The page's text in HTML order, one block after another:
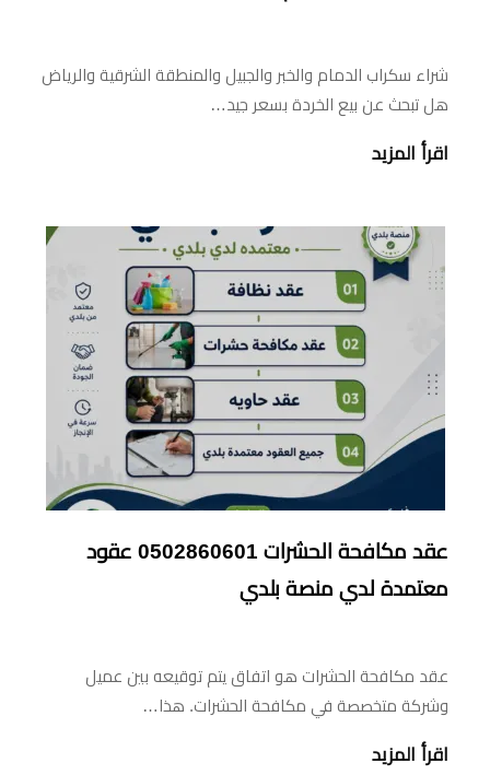
شراء سكراب الدمام والخبر والجبيل والمنطقة الشرقية والرياض
هل تبحث عن بيع الخردة بسعر جيد…
اقرأ المزيد
عقد مكافحة الحشرات 0502860601 عقود
معتمدة لدي منصة بلدي
عقد مكافحة الحشرات هو اتفاق يتم توقيعه بين عميل
وشركة متخصصة في مكافحة الحشرات. هذا…
اقرأ المزيد